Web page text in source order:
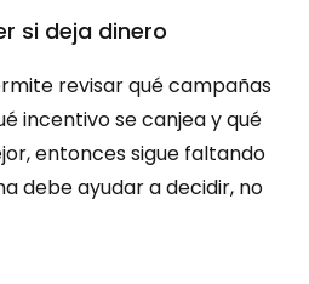
si deja dinero
revisar qué campañas
incentivo se canjea y qué
entonces sigue faltando
debe ayudar a decidir, no